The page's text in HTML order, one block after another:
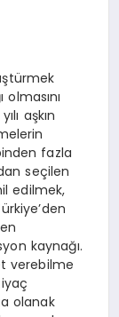
aşkın
fazla
seçilen
edilmek,
kaynağı.
verebilme
olanak